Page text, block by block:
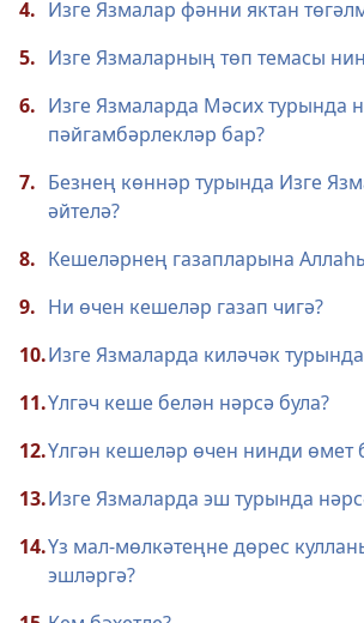
4. Изге Язмалар фәнни яктан
5. Изге Язмаларның төп темасы
6. Изге Язмаларда Мәсих турында
пәйгамбәрлекләр бар?
7. Безнең көннәр турында Изге
әйтелә?
8. Кешеләрнең газапларына
9. Ни өчен кешеләр газап чигә?
10.Изге Язмаларда киләчәк
11.Үлгәч кеше белән нәрсә була?
12.Үлгән кешеләр өчен нинди өмет
13.Изге Язмаларда эш турында
14.Үз мал-мөлкәтеңне дөрес
эшләргә?